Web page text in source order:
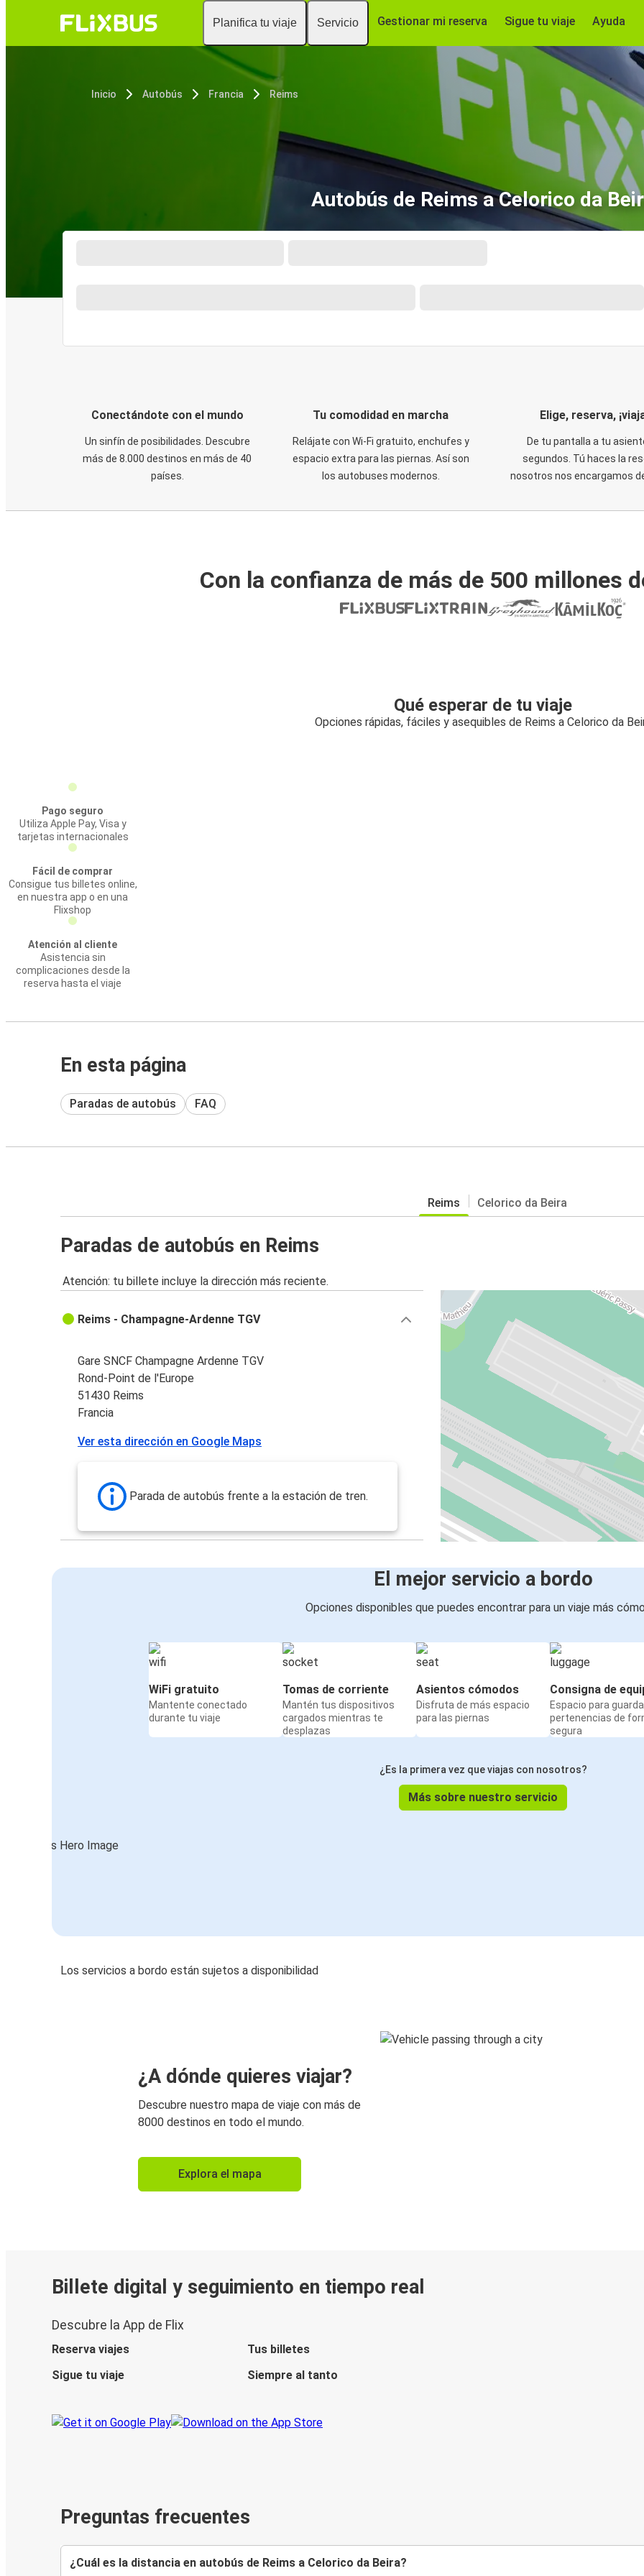
Planifica tu viaje Servicio Gestionar mi reserva Sigue tu viaje Ayuda
Inicio Autobús Francia Reims
Autobús de Reims a Celorico da
Conectándote con el mundo
Un sinfín de posibilidades. Descubre
más de 8.000 destinos en más de 40
países.
Tu comodidad en marcha
Relájate con Wi-Fi gratuito, enchufes y
espacio extra para las piernas. Así son
los autobuses modernos.
Elige, reserva,
De tu pantalla a tu
segundos. Tú haces la
nosotros nos encargamos
Con la confianza de más de 500 millones
Qué esperar de tu viaje
Opciones rápidas, fáciles y asequibles de Reims a Celorico da
Pago seguro
Utiliza Apple Pay, Visa y
tarjetas internacionales
Fácil de comprar
Consigue tus billetes online,
en nuestra app o en una
Flixshop
Atención al cliente
Asistencia sin
complicaciones desde la
reserva hasta el viaje
En esta página
Paradas de autobús FAQ
Reims Celorico da Beira
Paradas de autobús en Reims
Atención: tu billete incluye la dirección más reciente.
Reims - Champagne-Ardenne TGV
Gare SNCF Champagne Ardenne TGV
Rond-Point de l'Europe
51430 Reims
Francia
Ver esta dirección en Google Maps
Parada de autobús frente a la estación de tren.
El mejor servicio a bordo
Opciones disponibles que puedes encontrar para un viaje más
WiFi gratuito
Mantente conectado
durante tu viaje
Tomas de corriente
Mantén tus dispositivos
cargados mientras te
desplazas
Asientos cómodos
Disfruta de más espacio
para las piernas
Consigna de
Espacio para
pertenencias de
segura
¿Es la primera vez que viajas con nosotros?
Más sobre nuestro servicio
Los servicios a bordo están sujetos a disponibilidad
¿A dónde quieres viajar?
Descubre nuestro mapa de viaje con más de
8000 destinos en todo el mundo.
Explora el mapa
Billete digital y seguimiento en tiempo real
Descubre la App de Flix
Reserva viajes
Tus billetes
Sigue tu viaje
Siempre al tanto
Preguntas frecuentes
¿Cuál es la distancia en autobús de Reims a Celorico da Beira?